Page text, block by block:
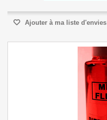
Ajouter à ma liste d'envies